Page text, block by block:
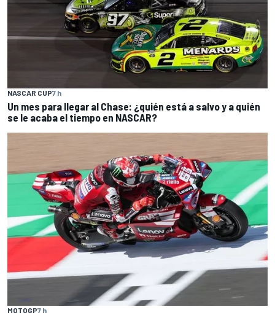
NASCAR CUP7 h
Un mes para llegar al Chase: ¿quién está a salvo y a quién
se le acaba el tiempo en NASCAR?
MOTOGP7 h